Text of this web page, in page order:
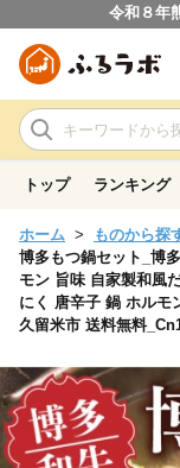
令和８年
トップ ランキング
ホーム ものから探
博多もつ鍋セット_博
モン 旨味 自家製和風
にく 唐辛子 鍋 ホルモ
久留米市 送料無料